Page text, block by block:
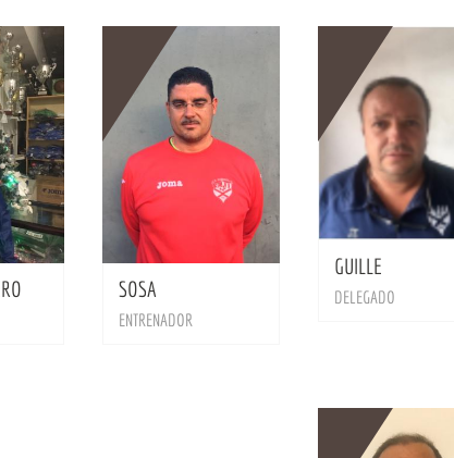
BIO
BIO
SOSA
ENTRENADOR
GUILLE
DELEGADO